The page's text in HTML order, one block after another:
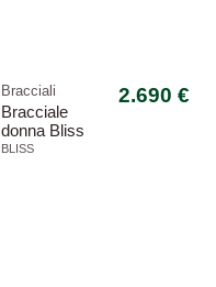
Bracciali
Bracciale
donna Bliss
20104370 oro
BLISS
2.690 €